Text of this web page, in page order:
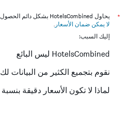
*
يحاول HotelsCombined بشكل دائم الحصول على الأسعار الدقيقة، ولكن
لا يمكن ضمان الأسعار .
إليك السبب:
HotelsCombined ليس البائع
نقوم بتجميع الكثير من البيانات لك
لماذا لا تكون الأسعار دقيقة بنسبة 100٪؟